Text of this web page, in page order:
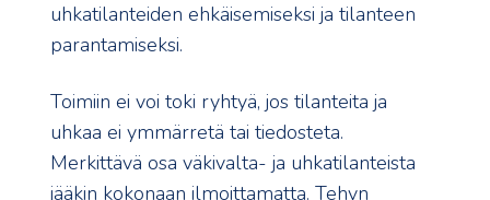
uhkatilanteiden ehkäisemiseksi ja tilanteen
parantamiseksi.
Toimiin ei voi toki ryhtyä, jos tilanteita ja
uhkaa ei ymmärretä tai tiedosteta.
Merkittävä osa väkivalta- ja uhkatilanteista
jääkin kokonaan ilmoittamatta. Tehyn